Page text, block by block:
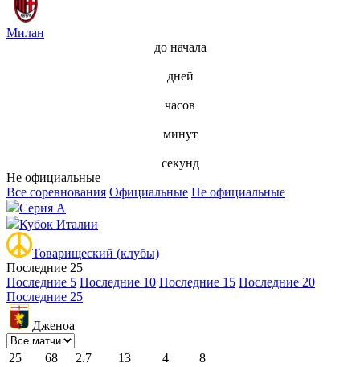
Милан
до начала
дней
часов
минут
секунд
Не официальные
Все соревнования Официальные Не официальные
Серия А
Кубок Италии
Товарищеский (клубы)
Последние 25
Последние 5 Последние 10 Последние 15 Последние 20
Последние 25
Дженоа
25 68 2.7 13 4
8